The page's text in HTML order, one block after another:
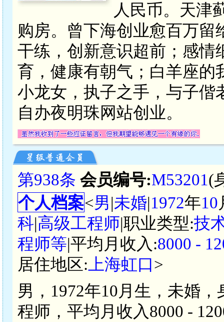
人民币。天津
购房。曾下海创业愈百万
干练，创新意识超前；感情
育，健康有朝气；白羊座的
小龙女，执子之手，与子偕
自办夜明珠网站创业。
第938条 会员编号:M53201(
个人档案<男|未婚|1972年10
科|高级工程师|职业类型:技
程师等|平均月收入:8000 -
居住地区: 上海虹口>
男，1972年10月生，未婚
程师，平均月收入8000 -